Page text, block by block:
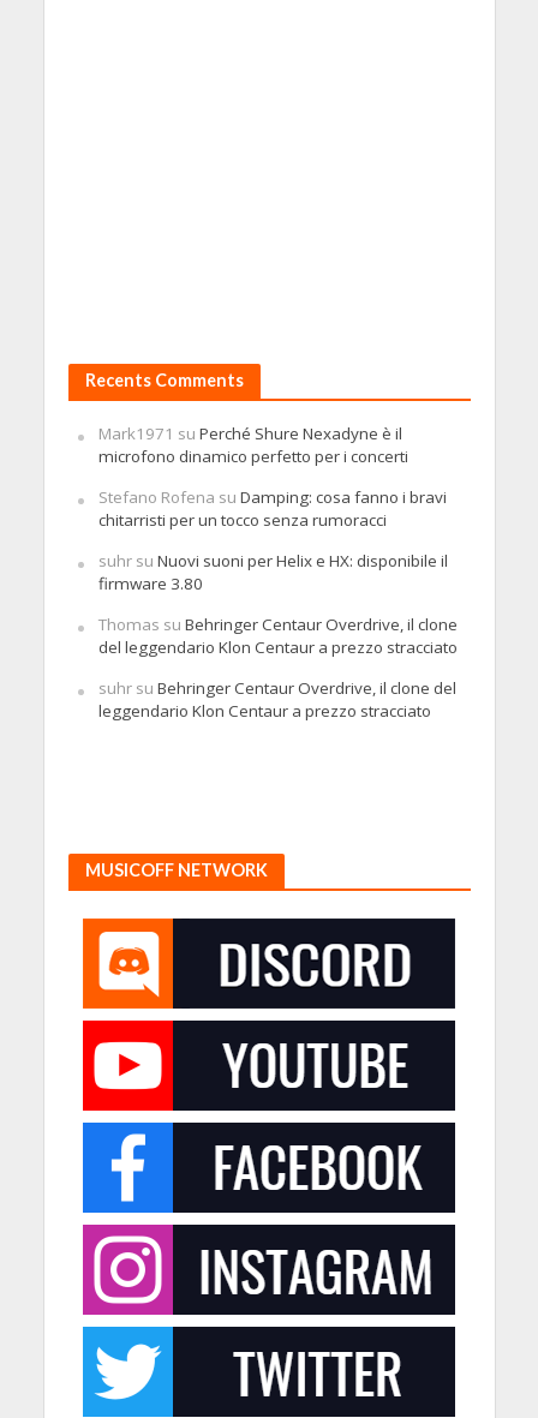
Recents Comments
Mark1971 su Perché Shure Nexadyne è il
microfono dinamico perfetto per i concerti
Stefano Rofena su Damping: cosa fanno i bravi
chitarristi per un tocco senza rumoracci
suhrsu Nuovi suoni per Helix e HX: disponibile il
firmware 3.80
Thomas su Behringer Centaur Overdrive, il clone
del leggendario Klon Centaur a prezzo stracciato
suhrsu Behringer Centaur Overdrive, il clone del
leggendario Klon Centaur a prezzo stracciato
MUSICOFF NETWORK